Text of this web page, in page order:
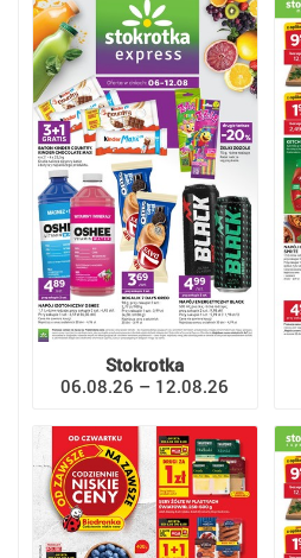
Stokrotka
06.08.26 – 12.08.26